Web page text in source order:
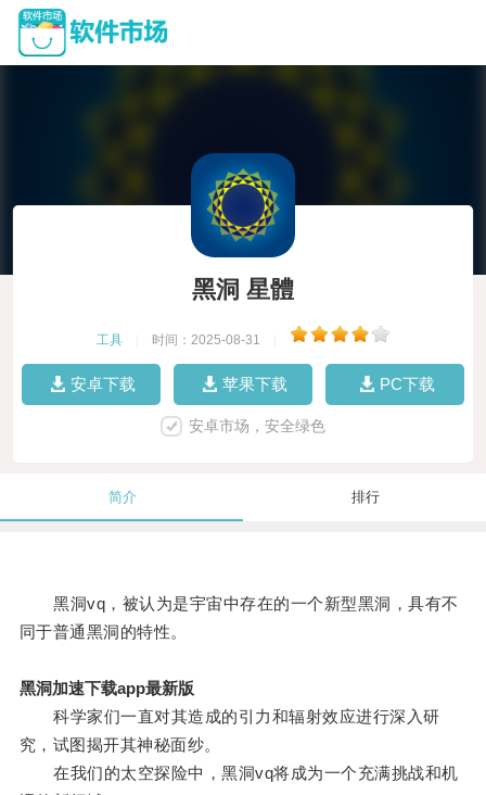
黑洞 星體
工具 时间：2025-08-31
安卓下载 苹果下载 PC下载
安卓市场，安全绿色
简介 排行
黑洞vq，被认为是宇宙中存在的一个新型黑洞，具有不
同于普通黑洞的特性。
黑洞加速下载app最新版
科学家们一直对其造成的引力和辐射效应进行深入研
究，试图揭开其神秘面纱。
在我们的太空探险中，黑洞vq将成为一个充满挑战和机